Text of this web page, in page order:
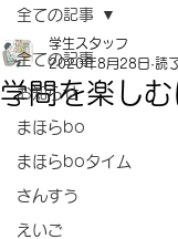
全ての記事
お知らせ
まほらbo
まほらboタイム
さんすう
えいご
全ての記事
学問を楽しむ
学生スタッフ
2020年8月28日 読